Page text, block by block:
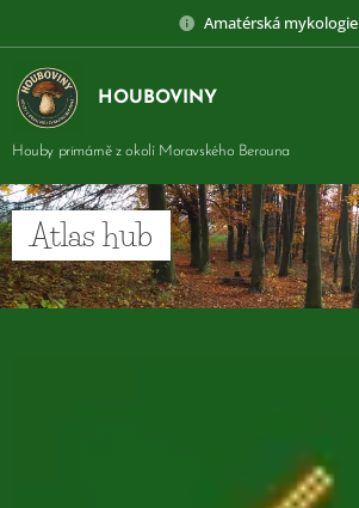
Amatérská mykologie
HOUBOVINY
Houby primárně z okolí Moravského Berouna
Atlas hub